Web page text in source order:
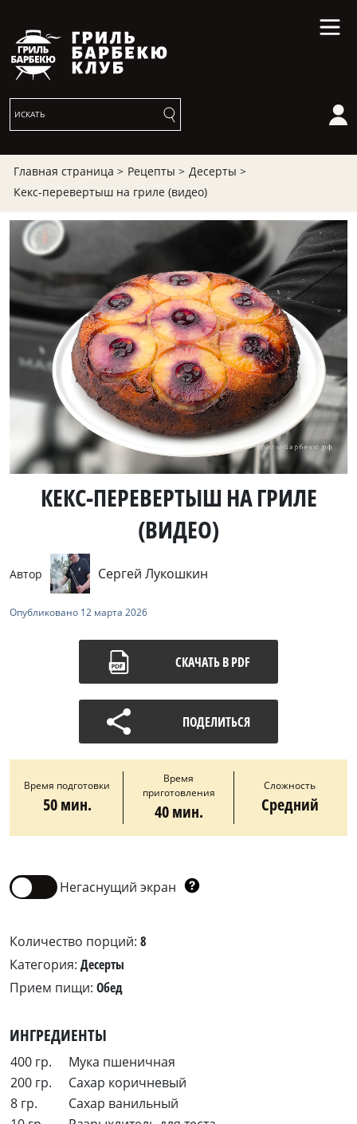
Главная страница > Рецепты > Десерты >
Кекс-перевертыш на гриле (видео)
КЕКС-ПЕРЕВЕРТЫШ НА ГРИЛЕ
(ВИДЕО)
Автор Сергей Лукошкин
Опубликовано 12 марта 2026
СКАЧАТЬ В PDF
ПОДЕЛИТЬСЯ
Время подготовки
50 мин.
Время
приготовления
40 мин.
Сложность
Средний
Негаснущий экран
Количество порций: 8
Категория: Десерты
Прием пищи: Обед
ИНГРЕДИЕНТЫ
400 гр.
Мука пшеничная
200 гр.
Сахар коричневый
8 гр.
Сахар ванильный